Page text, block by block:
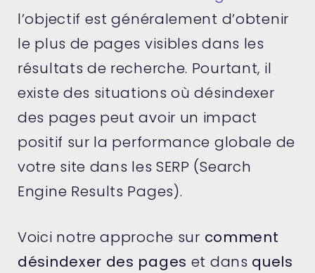
l’objectif est généralement d’obtenir
le plus de pages visibles dans les
résultats de recherche. Pourtant, il
existe des situations où désindexer
des pages peut avoir un impact
positif sur la performance globale de
votre site dans les SERP (Search
Engine Results Pages).
Voici notre approche sur comment
désindexer des pages et dans quels